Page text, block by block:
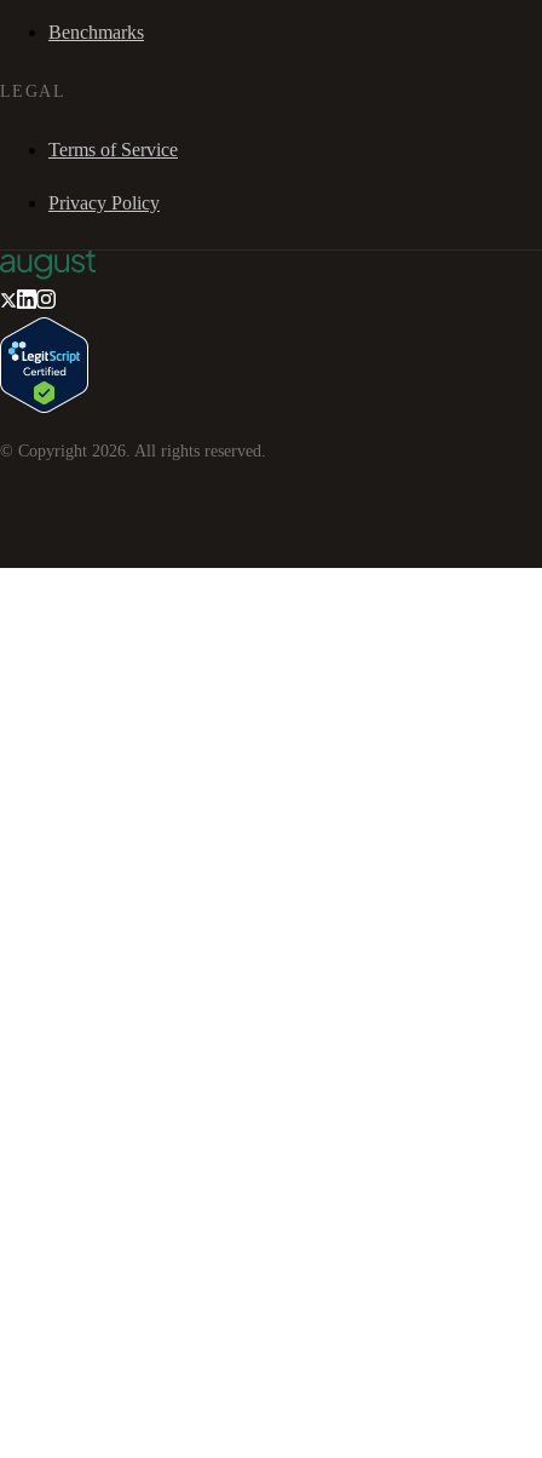
Benchmarks
LEGAL
Terms of Service
Privacy Policy
© Copyright 2026. All rights reserved.